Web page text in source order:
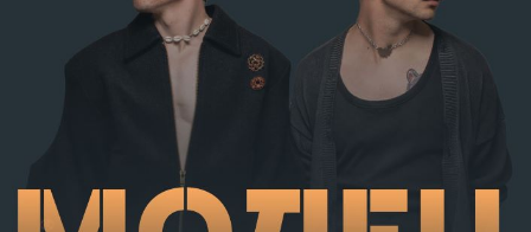
С постановление на Районна прокуратура-Габрово
В.А. е бил задържан за срок до 72 часа, а с
определение на Районен съд-Габрово спрямо него е
взета мярка за неотклонение „домашен арест“.
Съдебният акт е окончателен.